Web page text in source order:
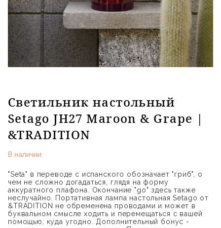
Светильник настольный
Setago JH27 Maroon & Grape |
&TRADITION
В наличии
"Seta" в переводе с испанского обозначает "гриб", о
чем не сложно догадаться, глядя на форму
аккуратного плафона. Окончание "go" здесь также
неслучайно. Портативная лампа настольная Setago от
&TRADITION не обременена проводами и может в
буквальном смысле ходить и перемещаться с вашей
помощью, куда угодно. Дополнительный бонус -